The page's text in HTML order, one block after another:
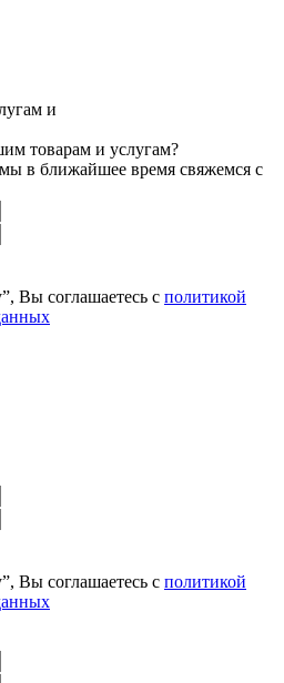
и
товарам и услугам?
в ближайшее время свяжемся с
Вы соглашаетесь с политикой
Вы соглашаетесь с политикой